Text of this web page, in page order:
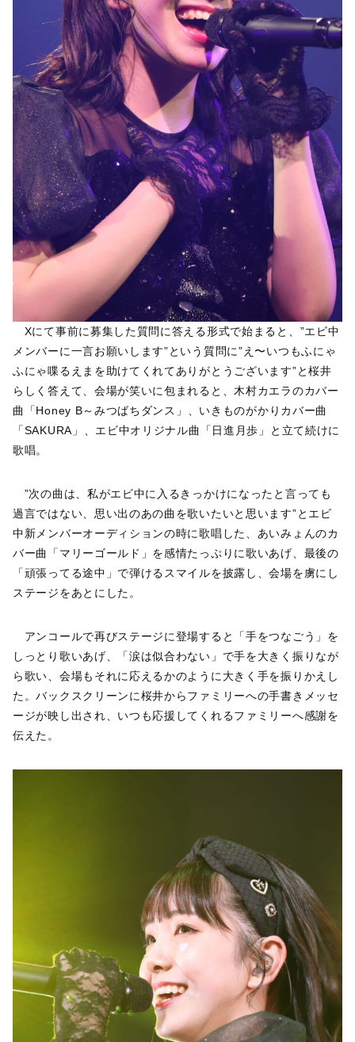
Xにて事前に募集した質問に答える形式で始まると、”エビ中
メンバーに一言お願いします”という質問に”え〜いつもふにゃ
ふにゃ喋るえまを助けてくれてありがとうございます”と桜井
らしく答えて、会場が笑いに包まれると、木村カエラのカバー
曲「Honey B～みつばちダンス」、いきものがかりカバー曲
「SAKURA」、エビ中オリジナル曲「日進月歩」と立て続けに
歌唱。
”次の曲は、私がエビ中に入るきっかけになったと言っても
過言ではない、思い出のあの曲を歌いたいと思います”とエビ
中新メンバーオーディションの時に歌唱した、あいみょんのカ
バー曲「マリーゴールド」を感情たっぷりに歌いあげ、最後の
「頑張ってる途中」で弾けるスマイルを披露し、会場を虜にし
ステージをあとにした。
アンコールで再びステージに登場すると「手をつなごう」を
しっとり歌いあげ、「涙は似合わない」で手を大きく振りなが
ら歌い、会場もそれに応えるかのように大きく手を振りかえし
た。バックスクリーンに桜井からファミリーへの手書きメッセ
ージが映し出され、いつも応援してくれるファミリーへ感謝を
伝えた。